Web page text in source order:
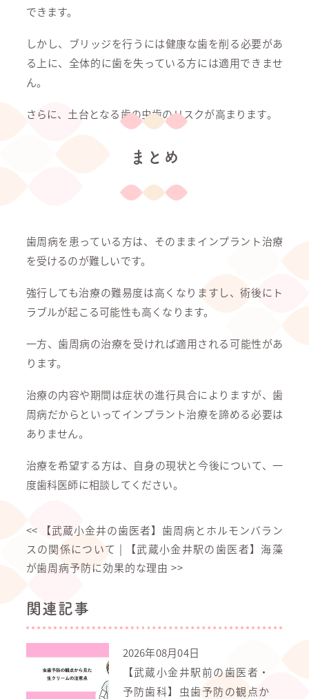
できます。
しかし、ブリッジを行うには健康な歯を削る必要があ
る上に、全体的に歯を失っている方には適用できませ
ん。
さらに、土台となる歯の虫歯のリスクが高まります。
まとめ
歯周病を患っている方は、そのままインプラント治療
を受けるのが難しいです。
強行しても治療の難易度は高くなりますし、術後にト
ラブルが起こる可能性も高くなります。
一方、歯周病の治療を受ければ適用される可能性があ
ります。
治療の内容や期間は症状の進行具合によりますが、歯
周病だからといってインプラント治療を諦める必要は
ありません。
治療を希望する方は、自身の現状と今後について、一
度歯科医師に相談してください。
<< 【武蔵小金井の歯医者】歯周病とホルモンバラン
スの関係について |
【武蔵小金井駅の歯医者】海藻
が歯周病予防に効果的な理由>>
関連記事
2026年08月04日
【武蔵小金井駅前の歯医者・
予防歯科】虫歯予防の観点か